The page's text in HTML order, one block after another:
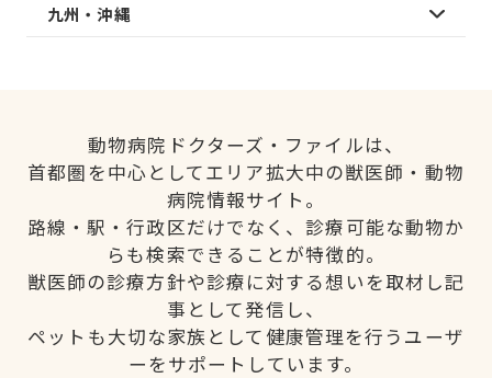
九州・沖縄
動物病院ドクターズ・ファイルは、
首都圏を中心としてエリア拡大中の獣医師・動物
病院情報サイト。
路線・駅・行政区だけでなく、診療可能な動物か
らも検索できることが特徴的。
獣医師の診療方針や診療に対する想いを取材し記
事として発信し、
ペットも大切な家族として健康管理を行うユーザ
ーをサポートしています。